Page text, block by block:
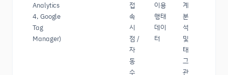
Analytics
4, Google
Tag
Manager)
접
속
시
점 /
자
동
수
이용
행태
데이
터
계
분
석
및
태
그
관